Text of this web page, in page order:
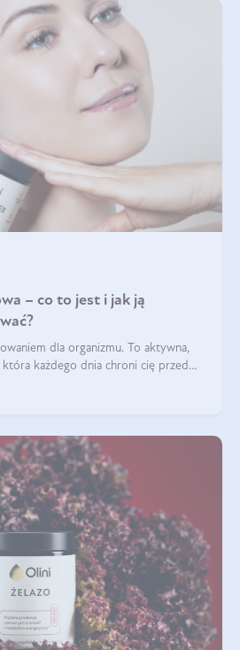
– co to jest i jak ją
dla organizmu. To aktywna,
każdego dnia chroni cię przed
z jej kluczowych elementów jest